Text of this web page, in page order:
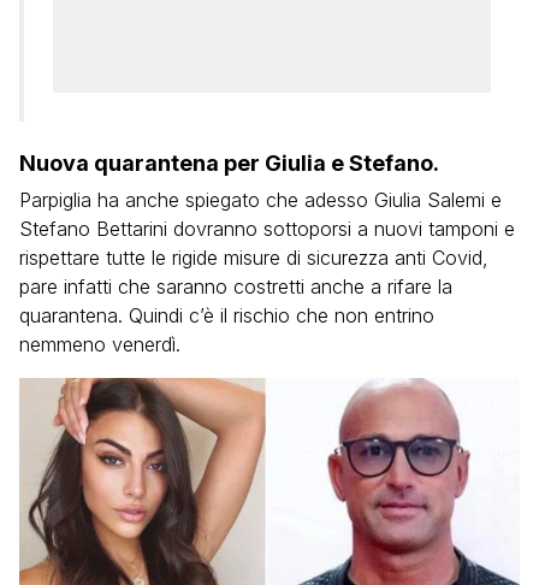
Nuova quarantena per Giulia e Stefano.
Parpiglia ha anche spiegato che adesso Giulia Salemi e
Stefano Bettarini dovranno sottoporsi a nuovi tamponi e
rispettare tutte le rigide misure di sicurezza anti Covid,
pare infatti che saranno costretti anche a rifare la
quarantena. Quindi c’è il rischio che non entrino
nemmeno venerdì.